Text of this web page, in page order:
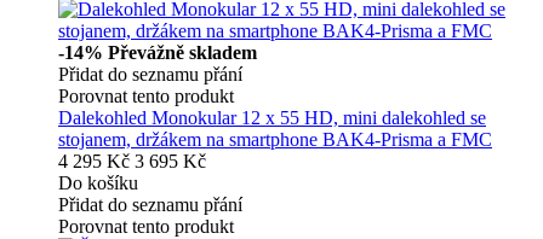
-14% Převážně skladem
Přidat do seznamu přání
Porovnat tento produkt
Dalekohled Monokular 12 x 55 HD, mini dalekohled se
stojanem, držákem na smartphone BAK4-Prisma a FMC
4 295 Kč 3 695 Kč
Do košíku
Přidat do seznamu přání
Porovnat tento produkt